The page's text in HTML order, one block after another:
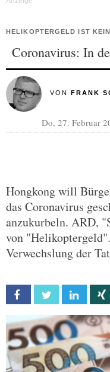
HELIKOPTERGELD IST
Coronavirus: In
VON FRANK
Do, 27. Februar
Hongkong will
das Coronavirus
anzukurbeln. ARD,
von
Verwechslung der
Facebook Twitter Linkedin